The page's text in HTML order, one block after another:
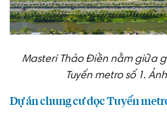
Masteri Thảo Điền nằm giữa
Tuyến metro số 1.
Dự án chung cư dọc Tuyến